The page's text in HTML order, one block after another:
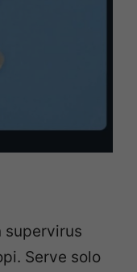
supervirus
Serve solo